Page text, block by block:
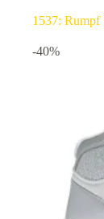
1537: Rumpf
-40%